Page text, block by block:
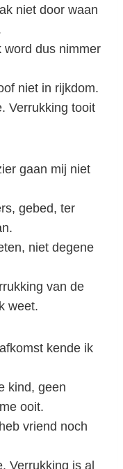
niet door waan
word dus nimmer
niet in rijkdom.
Verrukking tooit
gaan mij niet
gebed, ter
niet degene
van de
weet.
kende ik
kind, geen
ooit.
vriend noch
Verrukking is al